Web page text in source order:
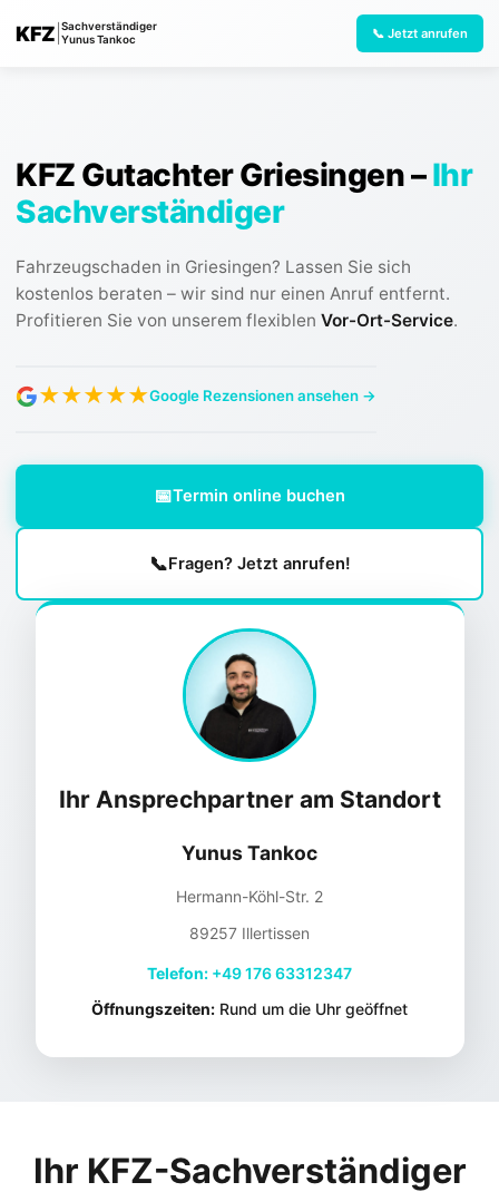
KFZ Sachverständiger
Yunus Tankoc
📞 Jetzt anrufen
KFZ Gutachter Griesingen–Ihr
Sachverständiger
Fahrzeugschaden in Griesingen? Lassen Sie sich
kostenlos beraten – wir sind nur einen Anruf entfernt.
Profitieren Sie von unserem flexiblen Vor-Ort-Service.
★★★★★Google Rezensionen ansehen →
📅Termin online buchen
📞Fragen? Jetzt anrufen!
Ihr Ansprechpartner am Standort
Yunus Tankoc
Hermann-Köhl-Str. 2
89257 Illertissen
Telefon: +49 176 63312347
Öffnungszeiten: Rund um die Uhr geöffnet
Ihr KFZ-Sachverständiger